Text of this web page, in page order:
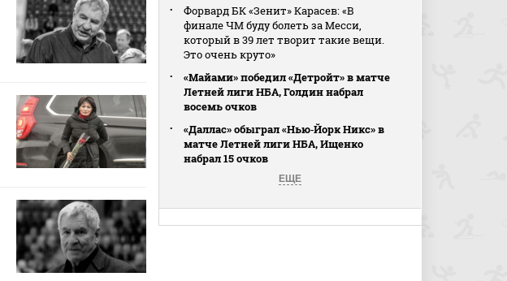
Форвард БК «Зенит» Карасев: «В
финале ЧМ буду болеть за Месси,
который в 39 лет творит такие вещи.
Это очень круто»
«Майами» победил «Детройт» в матче
Летней лиги НБА, Голдин набрал
восемь очков
«Даллас» обыграл «Нью‑Йорк Никс» в
матче Летней лиги НБА, Ищенко
набрал 15 очков
ЕЩЕ